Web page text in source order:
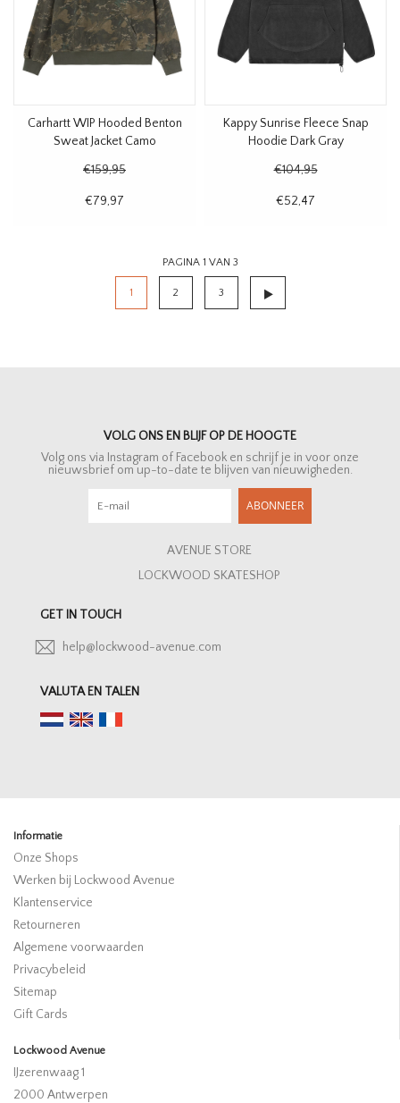
Carhartt WIP Hooded Benton
Sweat Jacket Camo
€159,95
€79,97
Kappy Sunrise Fleece Snap
Hoodie Dark Gray
€104,95
€52,47
PAGINA 1 VAN 3
1 2 3
VOLG ONS EN BLIJF OP DE HOOGTE
Volg ons via Instagram of Facebook en schrijf je in voor onze
nieuwsbrief om up-to-date te blijven van nieuwigheden.
ABONNEER
AVENUE STORE
LOCKWOOD SKATESHOP
GET IN TOUCH
help@lockwood-avenue.com
VALUTA EN TALEN
Informatie
Onze Shops
Werken bij Lockwood Avenue
Klantenservice
Retourneren
Algemene voorwaarden
Privacybeleid
Sitemap
Gift Cards
Lockwood Avenue
IJzerenwaag 1
2000 Antwerpen